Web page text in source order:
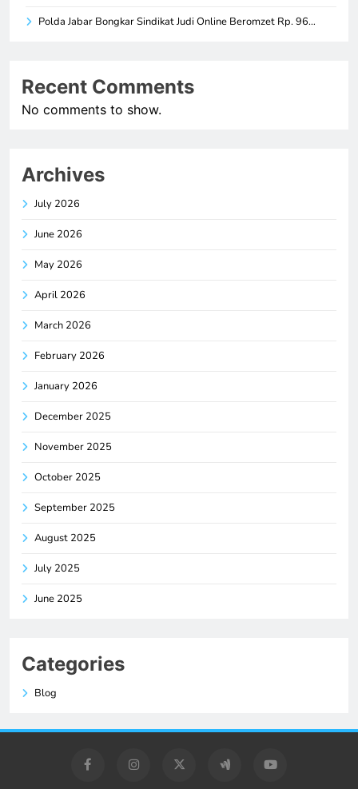
Polda Jabar Bongkar Sindikat Judi Online Beromzet Rp. 96…
Recent Comments
No comments to show.
Archives
July 2026
June 2026
May 2026
April 2026
March 2026
February 2026
January 2026
December 2025
November 2025
October 2025
September 2025
August 2025
July 2025
June 2025
Categories
Blog